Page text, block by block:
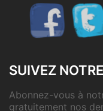
SUIVEZ
Abonnez-vous à
gratuitement nos